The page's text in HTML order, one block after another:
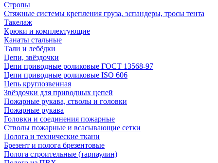
Стропы
Стяжные системы крепления груза, эспандеры, тросы тента
Такелаж
Крюки и комплектующие
Канаты стальные
Тали и лебёдки
Цепи, звёздочки
Цепи приводные роликовые ГОСТ 13568-97
Цепи приводные роликовые ISO 606
Цепь круглозвенная
Звёздочки для приводных цепей
Пожарные рукава, стволы и головки
Пожарные рукава
Головки и соединения пожарные
Стволы пожарные и всасывающие сетки
Полога и технические ткани
Брезент и полога брезентовые
Полога строительные (тарпаулин)